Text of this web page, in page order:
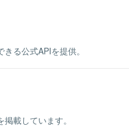
る公式APIを提供。
載しています。